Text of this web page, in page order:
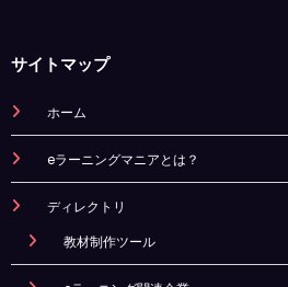
サイトマップ
ホーム
eラーニングマニアとは？
ディレクトリ
教材制作ツール